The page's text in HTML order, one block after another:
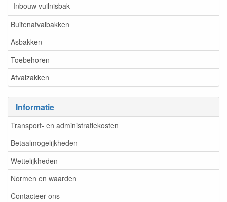
Inbouw vuilnisbak
Buitenafvalbakken
Asbakken
Toebehoren
Afvalzakken
Informatie
Transport- en administratiekosten
Betaalmogelijkheden
Wettelijkheden
Normen en waarden
Contacteer ons